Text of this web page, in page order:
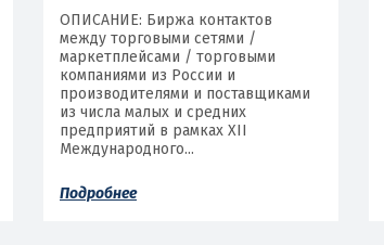
ОПИСАНИЕ: Биржа контактов
между торговыми сетями /
маркетплейсами / торговыми
компаниями из России и
производителями и поставщиками
из числа малых и средних
предприятий в рамках XII
Международного...
Подробнее